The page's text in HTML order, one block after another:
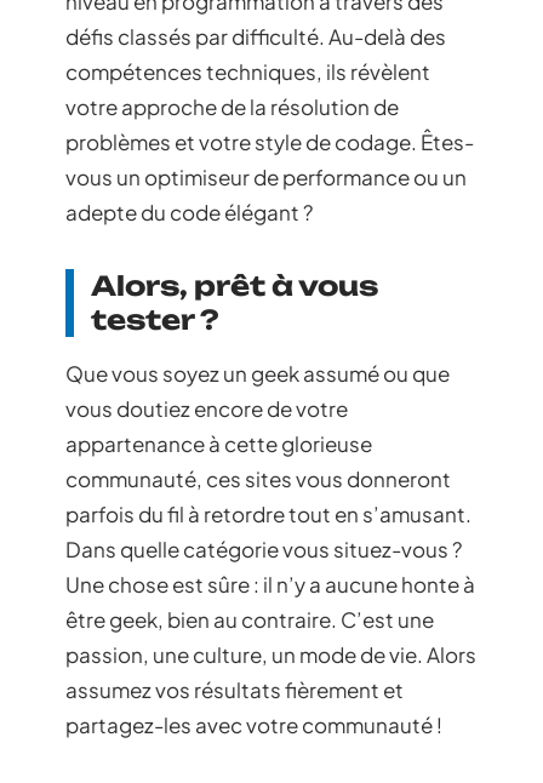
défis classés par difficulté. Au-delà des
compétences techniques, ils révèlent
votre approche de la résolution de
problèmes et votre style de codage. Êtes-
vous un optimiseur de performance ou un
adepte du code élégant ?
Alors, prêt à vous
tester ?
Que vous soyez un geek assumé ou que
vous doutiez encore de votre
appartenance à cette glorieuse
communauté, ces sites vous donneront
parfois du fil à retordre tout en s’amusant.
Dans quelle catégorie vous situez-vous ?
Une chose est sûre : il n’y a aucune honte à
être geek, bien au contraire. C’est une
passion, une culture, un mode de vie. Alors
assumez vos résultats fièrement et
partagez-les avec votre communauté !